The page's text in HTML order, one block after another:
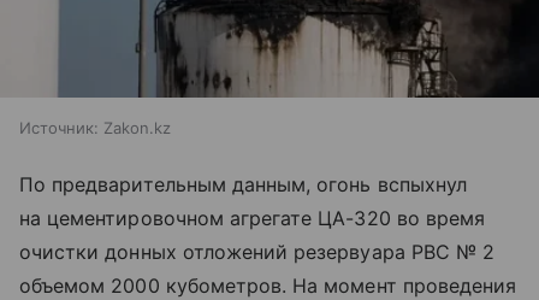
Источник: Zakon.kz
По предварительным данным, огонь вспыхнул
на цементировочном агрегате ЦА-320 во время
очистки донных отложений резервуара РВС № 2
объемом 2000 кубометров. На момент проведения